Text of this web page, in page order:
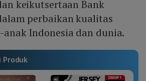
keikutsertaan Bank
perbaikan kualitas
Indonesia dan dunia.
Produk